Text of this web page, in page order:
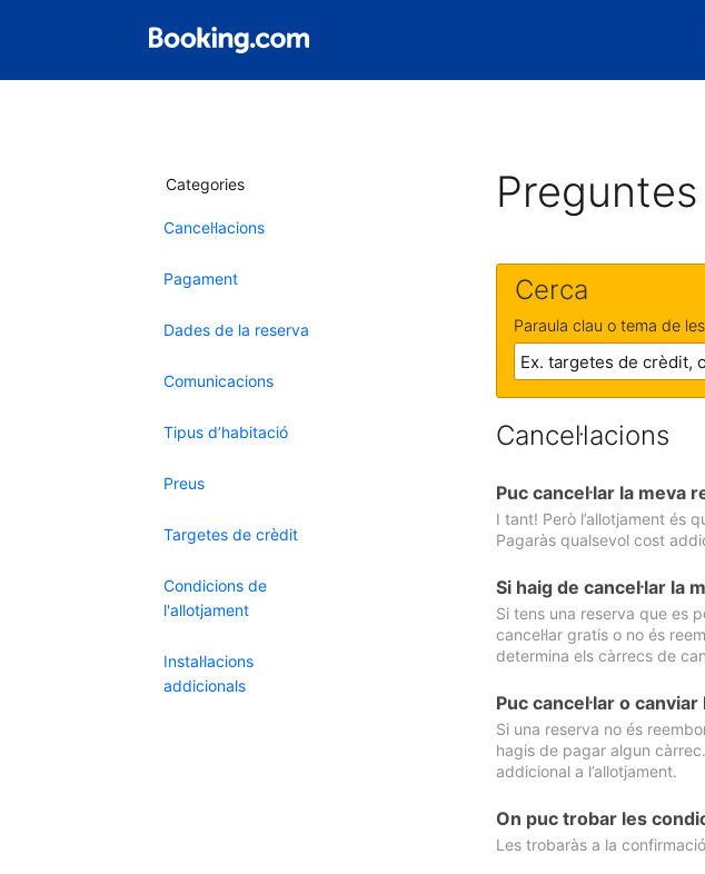
Categories
Cancel·lacions
Pagament
Dades de la reserva
Comunicacions
Tipus d’habitació
Preus
Targetes de crèdit
Condicions de
l'allotjament
Instal·lacions
addicionals
Cerca
Paraula clau o tema de
Cancel·lacions
Puc cancel·lar la meva
I tant! Però l’allotjament és
Pagaràs qualsevol cost
Si haig de cancel·lar la
Si tens una reserva que es
cancel·lar gratis o no és
determina els càrrecs de
Puc cancel·lar o
Si una reserva no és
hagis de pagar algun
addicional a l’allotjament.
On puc trobar les
Les trobaràs a la